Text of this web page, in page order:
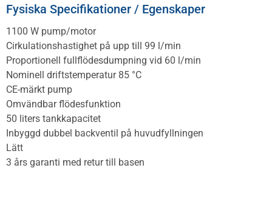
Fysiska Specifikationer / Egenskaper
1100 W pump/motor
Cirkulationshastighet på upp till 99 l/min
Proportionell fullflödesdumpning vid 60 l/min
Nominell driftstemperatur 85 °C
CE-märkt pump
Omvändbar flödesfunktion
50 liters tankkapacitet
Inbyggd dubbel backventil på huvudfyllningen
Lätt
3 års garanti med retur till basen